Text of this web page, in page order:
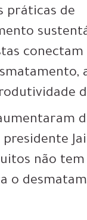
práticas de
conectam
não
o